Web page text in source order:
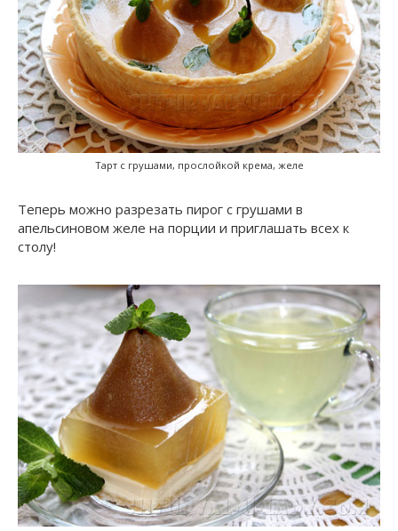
Тарт с грушами, прослойкой крема, желе
Теперь можно разрезать пирог с грушами в
апельсиновом желе на порции и приглашать всех к
столу!